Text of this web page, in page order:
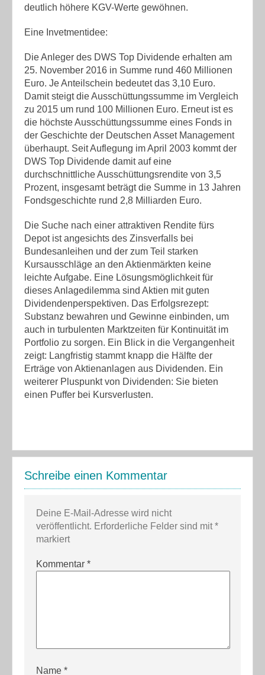
deutlich höhere KGV-Werte gewöhnen.
Eine Invetmentidee:
Die Anleger des DWS Top Dividende erhalten am
25. November 2016 in Summe rund 460 Millionen
Euro. Je Anteilschein bedeutet das 3,10 Euro.
Damit steigt die Ausschüttungssumme im Vergleich
zu 2015 um rund 100 Millionen Euro. Erneut ist es
die höchste Ausschüttungssumme eines Fonds in
der Geschichte der Deutschen Asset Management
überhaupt. Seit Auflegung im April 2003 kommt der
DWS Top Dividende damit auf eine
durchschnittliche Ausschüttungsrendite von 3,5
Prozent, insgesamt beträgt die Summe in 13 Jahren
Fondsgeschichte rund 2,8 Milliarden Euro.
Die Suche nach einer attraktiven Rendite fürs
Depot ist angesichts des Zinsverfalls bei
Bundesanleihen und der zum Teil starken
Kursausschläge an den Aktienmärkten keine
leichte Aufgabe. Eine Lösungsmöglichkeit für
dieses Anlagedilemma sind Aktien mit guten
Dividendenperspektiven. Das Erfolgsrezept:
Substanz bewahren und Gewinne einbinden, um
auch in turbulenten Marktzeiten für Kontinuität im
Portfolio zu sorgen. Ein Blick in die Vergangenheit
zeigt: Langfristig stammt knapp die Hälfte der
Erträge von Aktienanlagen aus Dividenden. Ein
weiterer Pluspunkt von Dividenden: Sie bieten
einen Puffer bei Kursverlusten.
Schreibe einen Kommentar
Deine E-Mail-Adresse wird nicht
veröffentlicht. Erforderliche Felder sind mit*
markiert
Kommentar *
Name *